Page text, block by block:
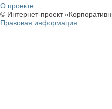
О проекте
© Интернет-проект
Правовая информация